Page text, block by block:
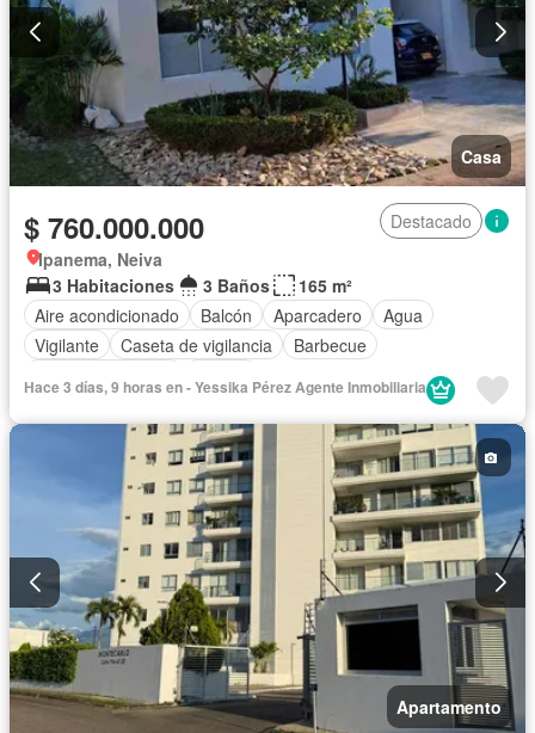
Casa
$ 760.000.000
Destacado
Ipanema, Neiva
3 Habitaciones
3 Baños
165 m²
Aire acondicionado
Balcón Aparcadero
Agua
Vigilante
Caseta de vigilancia
Barbecue
Hace 3 días, 9 horas en - Yessika Pérez Agente Inmobiliaria
Apartamento